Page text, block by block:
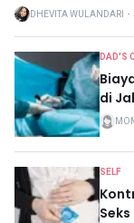
DHEVITA WULANDARI ・
DAD'S
di
SELF